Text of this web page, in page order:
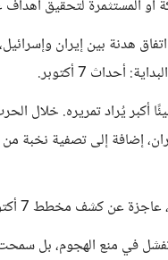
أو المستثمرة لتحقيق
هدنة بين إيران
7 أكتوبر.
أكبر يُراد تمريره. خلال
إضافة إلى تصفية نخبة من
مخطط 7 أكتوبر قبل وقوعه؟
تفشل في منع الهجوم، بل